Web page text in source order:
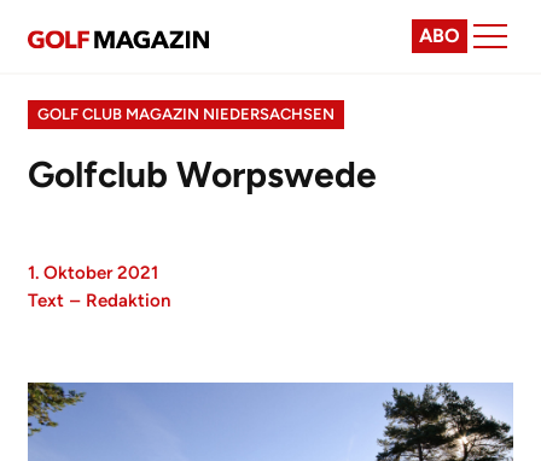
ABO
GOLF CLUB MAGAZIN NIEDERSACHSEN
Golfclub Worpswede
1. Oktober 2021
Text – Redaktion